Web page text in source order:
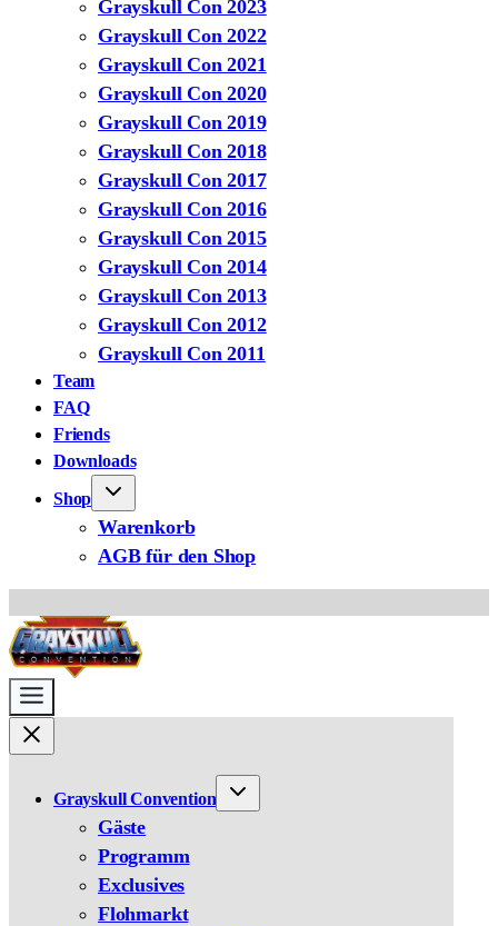
Grayskull Con 2023
Grayskull Con 2022
Grayskull Con 2021
Grayskull Con 2020
Grayskull Con 2019
Grayskull Con 2018
Grayskull Con 2017
Grayskull Con 2016
Grayskull Con 2015
Grayskull Con 2014
Grayskull Con 2013
Grayskull Con 2012
Grayskull Con 2011
Team
FAQ
Friends
Downloads
Shop
Warenkorb
AGB für den Shop
Grayskull Convention
Gäste
Programm
Exclusives
Flohmarkt